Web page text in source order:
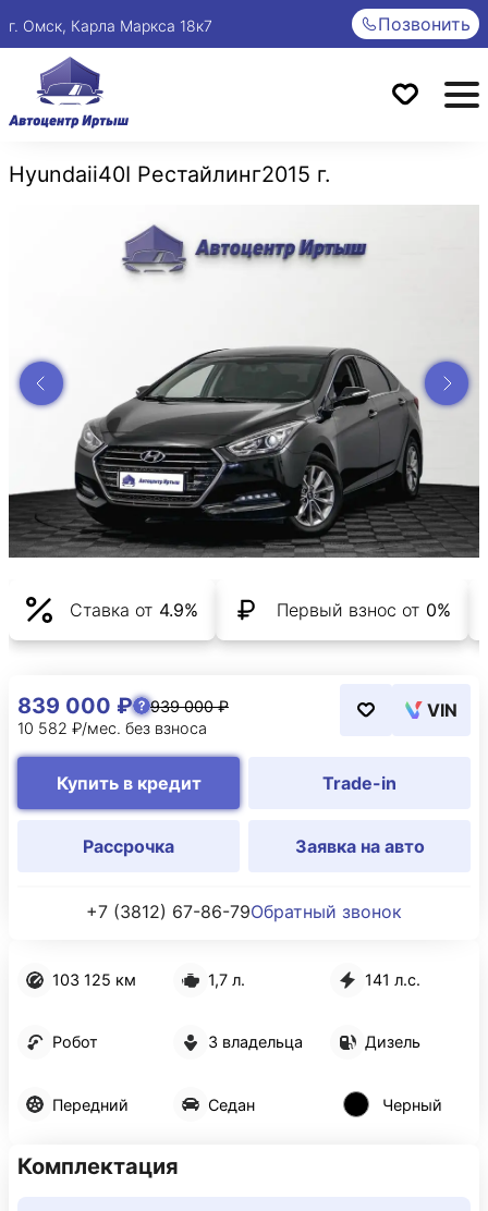
г. Омск, Карла Маркса 18к7 Позвонить
Hyundaii40I Рестайлинг2015 г.
Ставка от 4.9% Первый взнос от 0%
103 125 км 1,7 л. 141 л.с.
Робот 3 владельца Дизель
Передний Седан Черный
839 000 ₽
939 000 ₽
10 582 ₽/мес. без взноса
VIN
Купить в кредит Trade-in
Рассрочка Заявка на авто
+7 (3812) 67-86-79Обратный звонок
Комплектация